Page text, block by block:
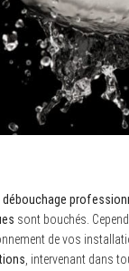
débouchage
sont bouchés.
de vos
, intervenant dans